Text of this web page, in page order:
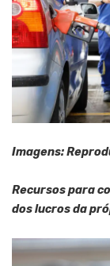
Imagens:
Recursos para
dos lucros da